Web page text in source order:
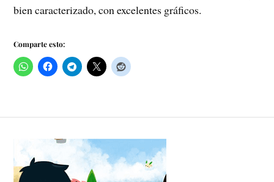
bien caracterizado, con excelentes gráficos.
Comparte esto: